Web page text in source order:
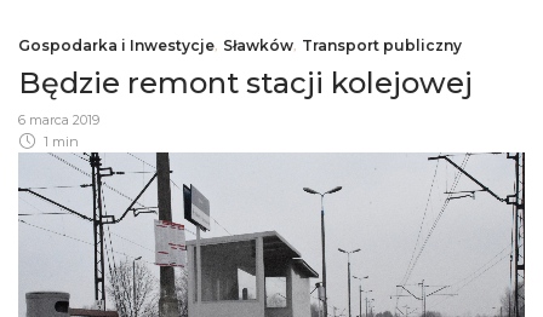
Gospodarka i Inwestycje, Sławków, Transport publiczny
Będzie remont stacji kolejowej
6 marca 2019
1 min